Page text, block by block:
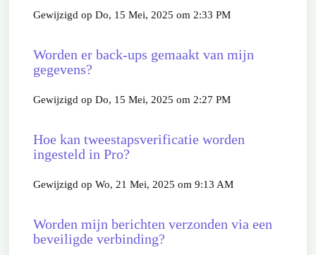
Gewijzigd op Do, 15 Mei, 2025 om 2:33 PM
Worden er back-ups gemaakt van mijn
gegevens?
Gewijzigd op Do, 15 Mei, 2025 om 2:27 PM
Hoe kan tweestapsverificatie worden
ingesteld in Pro?
Gewijzigd op Wo, 21 Mei, 2025 om 9:13 AM
Worden mijn berichten verzonden via een
beveiligde verbinding?